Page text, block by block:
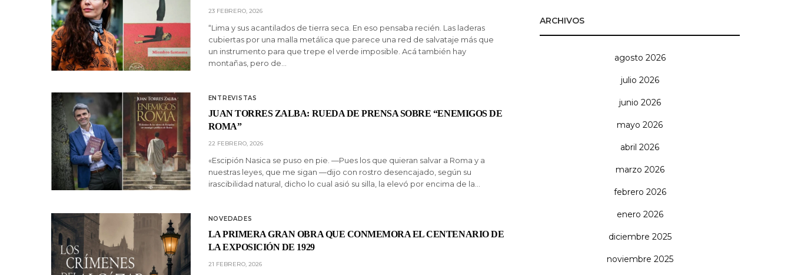
23 FEBRERO, 2026
“Lima y sus acantilados de tierra seca. En eso pensaba recién. Las laderas
cubiertas por una malla metálica que parece una red de salvataje más que
un instrumento para que trepe el verde imposible. Acá también hay
montañas, pero de…
ENTREVISTAS
JUAN TORRES ZALBA: RUEDA DE PRENSA SOBRE “ENEMIGOS DE
ROMA”
22 FEBRERO, 2026
«Escipión Nasica se puso en pie. —Pues los que quieran salvar a Roma y a
nuestras leyes, que me sigan —dijo con rostro desencajado, según su
irascibilidad natural, dicho lo cual asió su silla, la elevó por encima de la…
NOVEDADES
LA PRIMERA GRAN OBRA QUE CONMEMORA EL CENTENARIO DE
LA EXPOSICIÓN DE 1929
21 FEBRERO, 2026
ARCHIVOS
agosto 2026
julio 2026
junio 2026
mayo 2026
abril 2026
marzo 2026
febrero 2026
enero 2026
diciembre 2025
noviembre 2025